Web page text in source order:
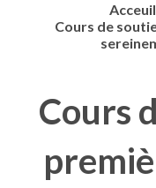
Acceuil
Cours de
Cours